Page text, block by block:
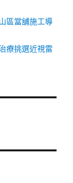
區當舖施工導
療挑選近視雷